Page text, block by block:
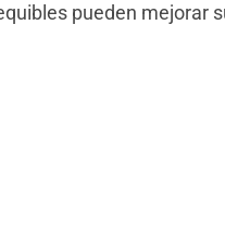
pueden mejorar